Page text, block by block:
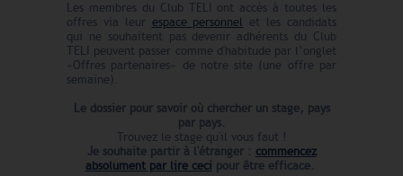
Les membres du Club TELI ont accès à toutes les
offres via leur espace personnel et les candidats
qui ne souhaitent pas devenir adhérents du Club
TELI peuvent passer comme d'habitude par l’onglet
«Offres partenaires» de notre site (une offre par
semaine).
Le dossier pour savoir où chercher un stage, pays
par pays.
Trouvez le stage qu'il vous faut !
Je souhaite partir à l'étranger : commencez
absolument par lire ceci pour être efficace.